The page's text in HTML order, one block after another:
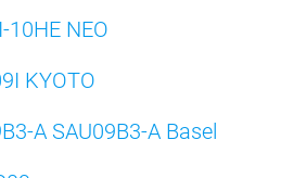
NEO
KYOTO
A SAU09B3-A Basel